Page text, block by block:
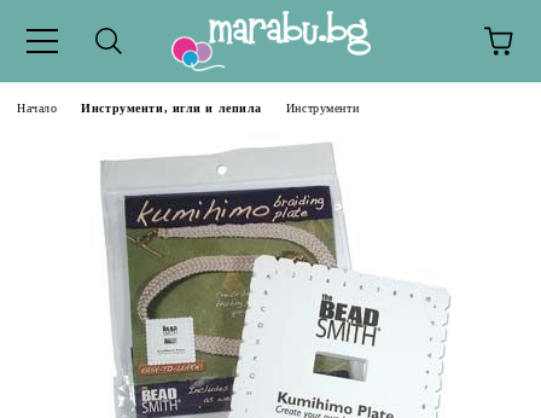
Начало Инструменти, игли и лепила Инструменти